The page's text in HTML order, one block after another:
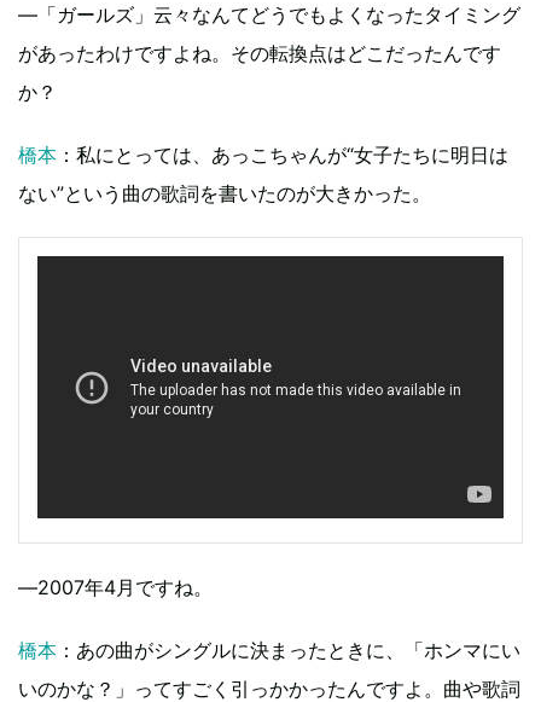
―「ガールズ」云々なんてどうでもよくなったタイミング
があったわけですよね。その転換点はどこだったんです
か？
橋本 ：私にとっては、あっこちゃんが“女子たちに明日は
ない”という曲の歌詞を書いたのが大きかった。
―2007年4月ですね。
橋本 ：あの曲がシングルに決まったときに、「ホンマにい
いのかな？」ってすごく引っかかったんですよ。曲や歌詞